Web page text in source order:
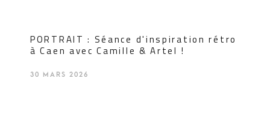
PORTRAIT : Séance d'inspiration rétro
à Caen avec Camille & Artel !
30 MARS 2026